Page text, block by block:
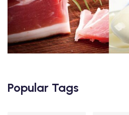
Popular Tags